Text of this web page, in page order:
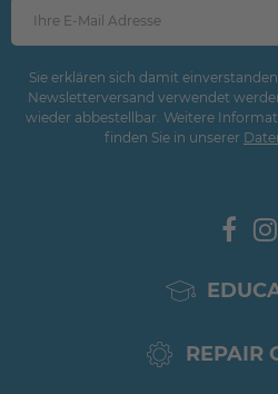
Sie erklären sich damit
Newsletterversand verwendet
wieder abbestellbar. Weitere
finden Sie in unserer
REPAIR